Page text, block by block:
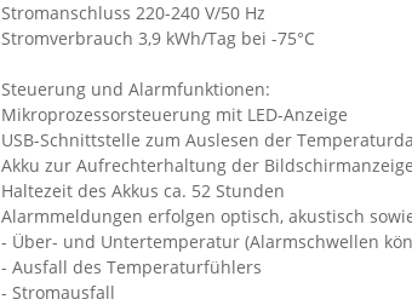
Stromanschluss 220-240 V/50 Hz
Stromverbrauch 3,9 kWh/Tag bei -75°C
Steuerung und Alarmfunktionen:
Mikroprozessorsteuerung mit LED-Anzeige
USB-Schnittstelle zum Auslesen der
Akku zur Aufrechterhaltung der
Haltezeit des Akkus ca. 52 Stunden
Alarmmeldungen erfolgen optisch, akustisch
- Über- und Untertemperatur (Alarmschwellen
- Ausfall des Temperaturfühlers
- Stromausfall